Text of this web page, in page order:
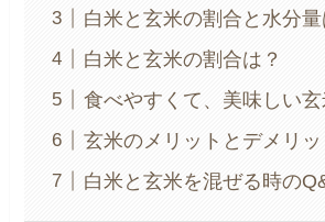
白米と玄米の割合と水分
白米と玄米の割合は？
食べやすくて、美味しい玄
玄米のメリットとデメリッ
白米と玄米を混ぜる時の